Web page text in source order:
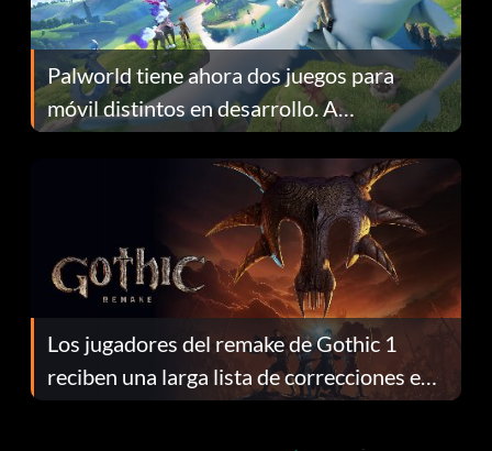
Palworld tiene ahora dos juegos para
móvil distintos en desarrollo. A
continuación te explicamos por qué.
Los jugadores del remake de Gothic 1
reciben una larga lista de correcciones en
el parche 1.0.4